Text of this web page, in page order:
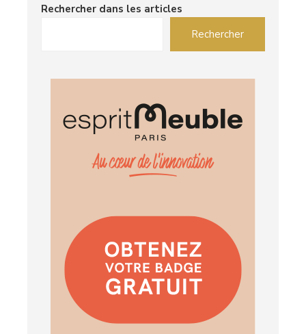
Rechercher dans les articles
Rechercher